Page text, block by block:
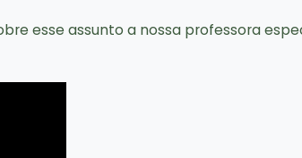
esse assunto a nossa professora